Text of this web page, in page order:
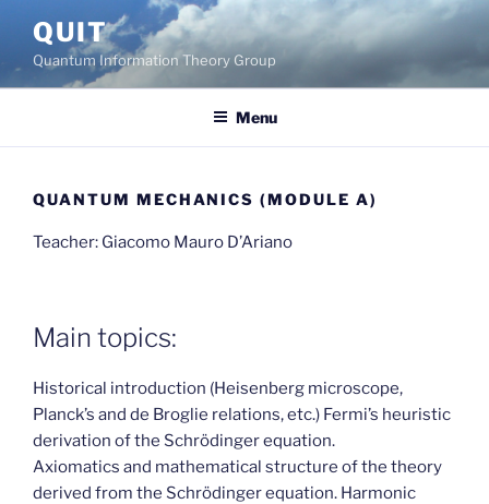
content
QUIT
Quantum Information Theory Group
Menu
QUANTUM MECHANICS (MODULE A)
Teacher: Giacomo Mauro D’Ariano
Main topics:
Historical introduction (Heisenberg microscope,
Planck’s and de Broglie relations, etc.) Fermi’s heuristic
derivation of the Schrödinger equation.
Axiomatics and mathematical structure of the theory
derived from the Schrödinger equation. Harmonic